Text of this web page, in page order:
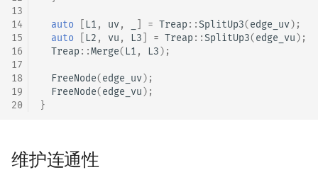
13
14
15
16
17
18
19
20
auto L1 , uv, = Treap ::SplitUp3(edge_uv);
auto
L2 , vu , L3 = Treap ::SplitUp3(edge_vu);
Treap ::Merge(L1 , L3);
FreeNode(edge_uv);
FreeNode(edge_vu);
}
维护连通性